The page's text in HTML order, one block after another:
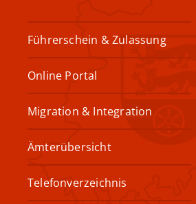
Führerschein & Zulassung
Online Portal
Migration & Integration
Ämterübersicht
Telefonverzeichnis